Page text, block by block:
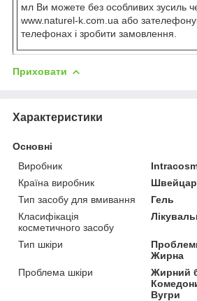
мл Ви можете без особливих зусиль
www.naturel-k.com.ua або
телефонах і зробити замовлення.
Приховати
Характеристики
Основні
Виробник
Країна виробник
Тип засобу для вмивання
Гель
Класифікація
косметичного засобу
Тип шкіри
Жирна
Проблема шкіри
Жирний
Вугри